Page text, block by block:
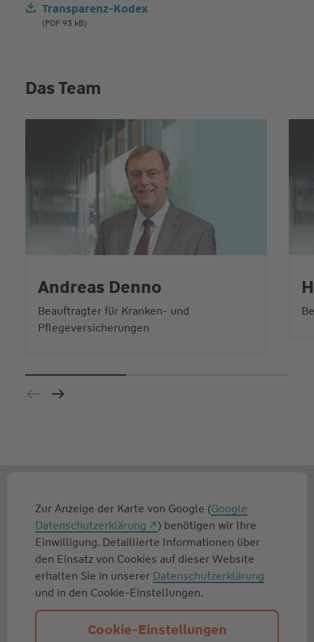
Transparenz-Kodex
(PDF 93 kB)
Das Team
Andreas Denno
Beauftragter für Kranken- und
Pflegeversicherungen
Zur Anzeige der Karte von Google (Google
Datenschutzerklärung
) benötigen wir Ihre
Einwilligung. Detaillierte Informationen über
den Einsatz von Cookies auf dieser Website
erhalten Sie in unserer Datenschutzerklärung
und in den Cookie-Einstellungen.
Cookie-Einstellungen